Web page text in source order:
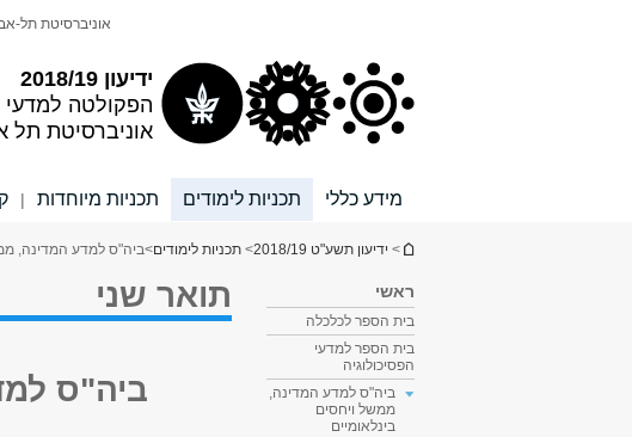
ידיעון 2018/19
הפקולטה
אוניברסיטת תל
אוניברסיטת תל-
מידע כללי תכניות לימודים תכניות מיוחדות |
הינך נמצא כאן
> ידיעון תשע"ט 2018/19 > תכניות לימודים>ביה"ס למדע המדינה,
ראשי
בית הספר לכלכלה
בית הספר למדעי
הפסיכולוגיה
ביה"ס למדע המדינה,
ממשל ויחסים
בינלאומיים
תואר שני
ביה"ס